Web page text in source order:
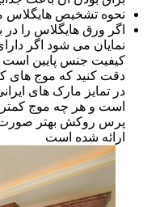
نحوه تشخیص هایگلاس
اگر ورق هایگلاس را در
نمایان می شود اگر
کیفیت جنس پایین است
دقت کنید که موج های
در تمایز مارک های
است و هر چه موج
پرس روکش بهتر صورت
ارائه شده است